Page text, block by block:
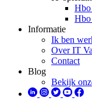
Hbo
Hbo
Informatie
Ik ben
Over IT
Contact
Blog
Bekijk